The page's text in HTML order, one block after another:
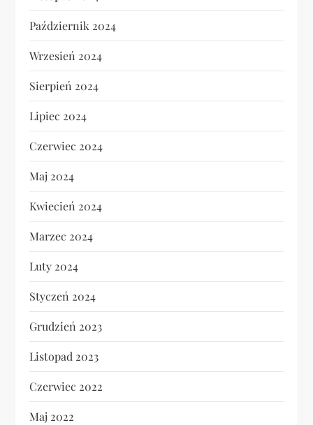
Październik 2024
Wrzesień 2024
Sierpień 2024
Lipiec 2024
Czerwiec 2024
Maj 2024
Kwiecień 2024
Marzec 2024
Luty 2024
Styczeń 2024
Grudzień 2023
Listopad 2023
Czerwiec 2022
Maj 2022